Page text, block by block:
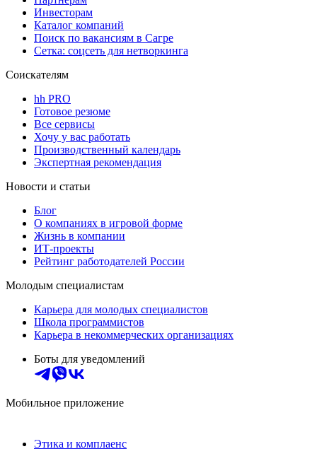
Инвесторам
Каталог компаний
Поиск по вакансиям в Сагре
Сетка: соцсеть для нетворкинга
Соискателям
hh PRO
Готовое резюме
Все сервисы
Хочу у вас работать
Производственный календарь
Экспертная рекомендация
Новости и статьи
Блог
О компаниях в игровой форме
Жизнь в компании
ИТ-проекты
Рейтинг работодателей России
Молодым специалистам
Карьера для молодых специалистов
Школа программистов
Карьера в некоммерческих организациях
Боты для уведомлений
Мобильное приложение
Этика и комплаенс